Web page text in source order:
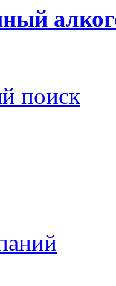
поиск